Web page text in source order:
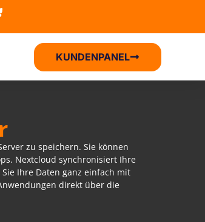
KUNDENPANEL
zu speichern. Sie können
Nextcloud synchronisiert Ihre
Ihre Daten ganz einfach mit
direkt über die